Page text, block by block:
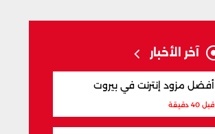
آخر الأخبار
أفضل مزود إنترنت في بيروت
قبل 40 دقيقة